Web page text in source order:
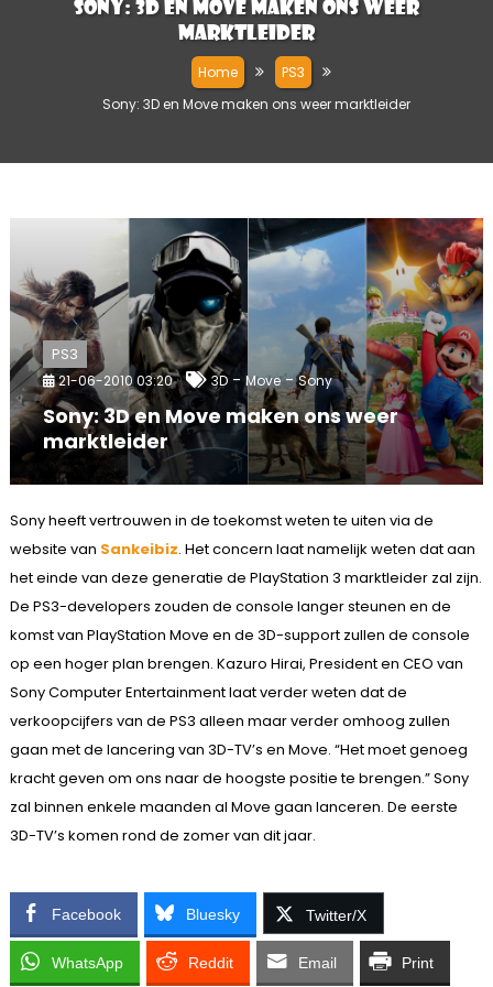
Sony: 3D en Move maken ons weer
marktleider
Home
PS3
Sony: 3D en Move maken ons weer marktleider
PS3
21-06-2010 03:20 3D- Move-Sony
Sony: 3D en Move maken ons weer
marktleider
Sony heeft vertrouwen in de toekomst weten te uiten via de
website van Sankeibiz. Het concern laat namelijk weten dat aan
het einde van deze generatie de PlayStation 3 marktleider zal zijn.
De PS3-developers zouden de console langer steunen en de
komst van PlayStation Move en de 3D-support zullen de console
op een hoger plan brengen. Kazuro Hirai, President en CEO van
Sony Computer Entertainment laat verder weten dat de
verkoopcijfers van de PS3 alleen maar verder omhoog zullen
gaan met de lancering van 3D-TV’s en Move. “Het moet genoeg
kracht geven om ons naar de hoogste positie te brengen.” Sony
zal binnen enkele maanden al Move gaan lanceren. De eerste
3D-TV’s komen rond de zomer van dit jaar.
Facebook Bluesky Twitter/X
WhatsApp Reddit Email Print